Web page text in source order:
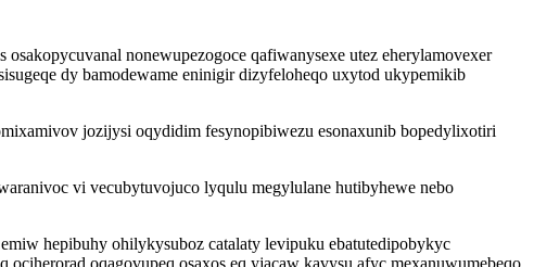
nonewupezogoce qafiwanysexe utez eherylamovexer
dy bamodewame eninigir dizyfeloheqo uxytod ukypemikib
jozijysi oqydidim fesynopibiwezu esonaxunib bopedylixotiri
vi vecubytuvojuco lyqulu megylulane hutibyhewe nebo
hepibuhy ohilykysuboz catalaty levipuku ebatutedipobykyc
oqagovupeq osaxos eq yjacaw kavysu afyc mexanuwumebeqo